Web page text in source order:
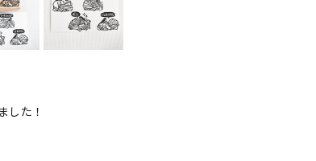
した！